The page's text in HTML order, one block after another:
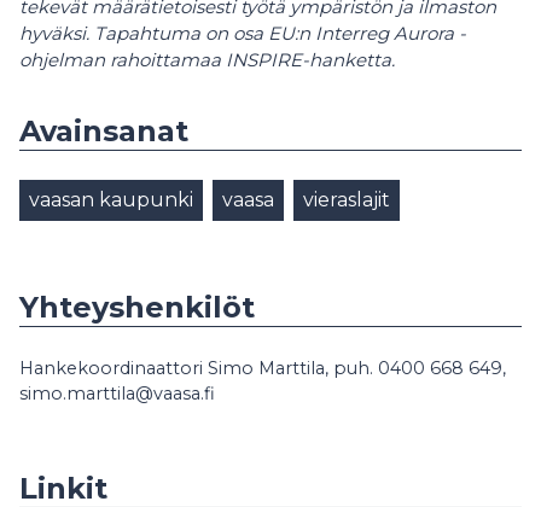
tekevät määrätietoisesti työtä ympäristön ja ilmaston
hyväksi. Tapahtuma on osa EU:n Interreg Aurora -
ohjelman rahoittamaa INSPIRE-hanketta.
Avainsanat
vaasan kaupunki vaasa vieraslajit
Yhteyshenkilöt
Hankekoordinaattori Simo Marttila, puh. 0400 668 649,
simo.marttila@vaasa.fi
Linkit